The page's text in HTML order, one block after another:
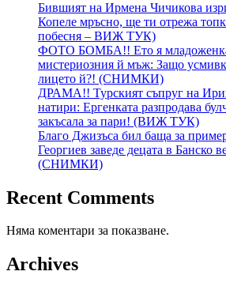
Бившият на Ирмена Чичикова
Копеле мръсно, ще ти отрежа
побесня – ВИЖ ТУК)
ФОТО БОМБА!! Ето я
мистериозния й мъж: Защо
лицето й?! (СНИМКИ)
ДРАМА!! Турският съпруг на
натири: Ергенката разпродава
закъсала за пари! (ВИЖ ТУК)
Благо Джизъса бил баща за
Георгиев заведе децата в Банско
(СНИМКИ)
Recent Comments
Няма коментари за показване.
Archives